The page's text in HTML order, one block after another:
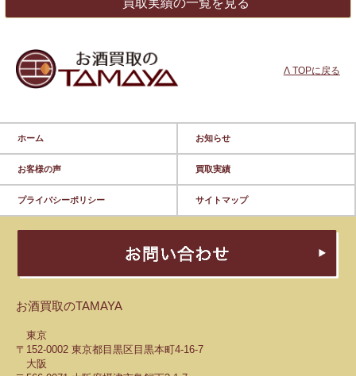
Λ TOPに戻る
ホーム お知らせ
お客様の声 買取実績
プライバシーポリシー サイトマップ
お酒買取のTAMAYA
東京
〒152-0002 東京都目黒区目黒本町4-16-7
大阪